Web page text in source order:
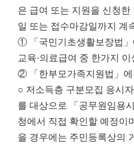
은 급여 또는 지원을 신청
일 또는 접수마감일까지 계
① 「국민기초생활보장법」
교육·의료급여 중 한가지
② 「한부모가족지원법」
○ 저소득층 구분모집 응시
를 대상으로 「공무원임용
청에서 직접 확인할 예정이
을 경우에는 주민등록상의